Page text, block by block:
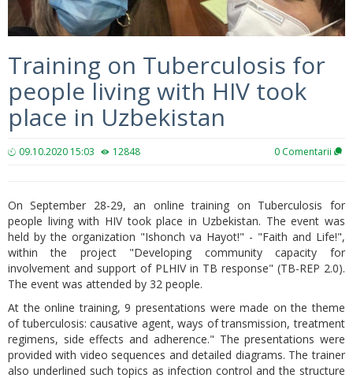
Training on Tuberculosis for
people living with HIV took
place in Uzbekistan
09.10.2020 15:03 12848 0 Comentarii
On September 28-29, an online training on Tuberculosis for
people living with HIV took place in Uzbekistan. The event was
held by the organization "Ishonch va Hayot!" - "Faith and Life!",
within the project "Developing community capacity for
involvement and support of PLHIV in TB response" (TB-REP 2.0).
The event was attended by 32 people.
At the online training, 9 presentations were made on the theme
of tuberculosis: causative agent, ways of transmission, treatment
regimens, side effects and adherence." The presentations were
provided with video sequences and detailed diagrams. The trainer
also underlined such topics as infection control and the structure